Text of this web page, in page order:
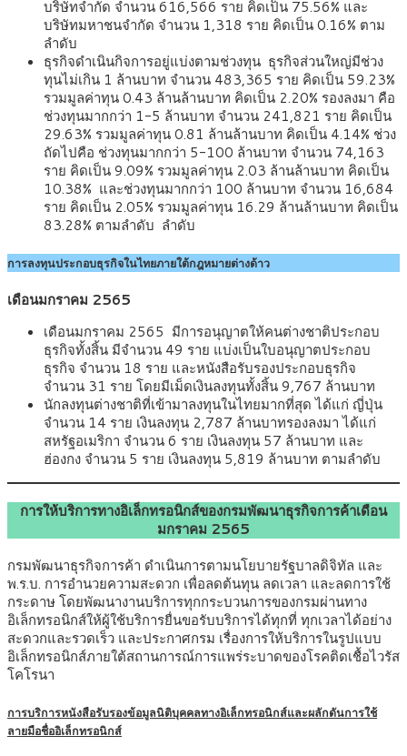
บริษัทจำกัด จำนวน 616,566 ราย คิดเป็น 75.56% และ
บริษัทมหาชนจำกัด จำนวน 1,318 ราย คิดเป็น 0.16% ตาม
ลำดับ
ธุรกิจดำเนินกิจการอยู่แบ่งตามช่วงทุน ธุรกิจส่วนใหญ่มีช่วง
ทุนไม่เกิน 1 ล้านบาท จำนวน 483,365 ราย คิดเป็น 59.23%
รวมมูลค่าทุน 0.43 ล้านล้านบาท คิดเป็น 2.20% รองลงมา คือ
ช่วงทุนมากกว่า 1-5 ล้านบาท จำนวน 241,821 ราย คิดเป็น
29.63% รวมมูลค่าทุน 0.81 ล้านล้านบาท คิดเป็น 4.14% ช่วง
ถัดไปคือ ช่วงทุนมากกว่า 5-100 ล้านบาท จำนวน 74,163
ราย คิดเป็น 9.09% รวมมูลค่าทุน 2.03 ล้านล้านบาท คิดเป็น
10.38% และช่วงทุนมากกว่า 100 ล้านบาท จำนวน 16,684
ราย คิดเป็น 2.05% รวมมูลค่าทุน 16.29 ล้านล้านบาท คิดเป็น
83.28% ตามลำดับ ลำดับ
การลงทุนประกอบธุรกิจในไทยภายใต้กฎหมายต่างด้าว
เดือนมกราคม 2565
เดือนมกราคม 2565 มีการอนุญาตให้คนต่างชาติประกอบ
ธุรกิจทั้งสิ้น มีจำนวน 49 ราย แบ่งเป็นใบอนุญาตประกอบ
ธุรกิจ จำนวน 18 ราย และหนังสือรับรองประกอบธุรกิจ
จำนวน 31 ราย โดยมีเม็ดเงินลงทุนทั้งสิ้น 9,767 ล้านบาท
นักลงทุนต่างชาติที่เข้ามาลงทุนในไทยมากที่สุด ได้แก่ ญี่ปุ่น
จำนวน 14 ราย เงินลงทุน 2,787 ล้านบาทรองลงมา ได้แก่
สหรัฐอเมริกา จำนวน 6 ราย เงินลงทุน 57 ล้านบาท และ
ฮ่องกง จำนวน 5 ราย เงินลงทุน 5,819 ล้านบาท ตามลำดับ
การให้บริการทางอิเล็กทรอนิกส์ของกรมพัฒนาธุรกิจการค้าเดือน
มกราคม 2565
กรมพัฒนาธุรกิจการค้า ดำเนินการตามนโยบายรัฐบาลดิจิทัล และ
พ.ร.บ. การอำนวยความสะดวก เพื่อลดต้นทุน ลดเวลา และลดการใช้
กระดาษ โดยพัฒนางานบริการทุกกระบวนการของกรมผ่านทาง
อิเล็กทรอนิกส์ให้ผู้ใช้บริการยื่นขอรับบริการได้ทุกที่ ทุกเวลาได้อย่าง
สะดวกและรวดเร็ว และประกาศกรม เรื่องการให้บริการในรูปแบบ
อิเล็กทรอนิกส์ภายใต้สถานการณ์การแพร่ระบาดของโรคติดเชื้อไวรัส
โคโรนา
การบริการหนังสือรับรองข้อมูลนิติบุคคลทางอิเล็กทรอนิกส์และผลักดันการใช้
ลายมือชื่ออิเล็กทรอนิกส์